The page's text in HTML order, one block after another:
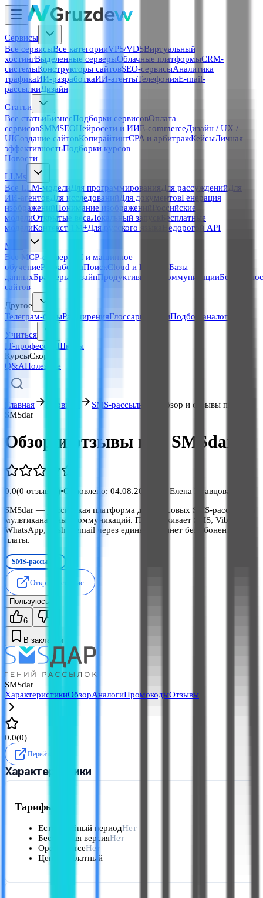
Сервисы
Все сервисыВсе категорииVPS/VDSВиртуальный
хостингВыделенные серверыОблачные платформыCRM-
системыКонструкторы сайтовSEO-сервисыАналитика
трафикаИИ-разработкаИИ-агентыТелефонияE-mail-
рассылкиДизайн
Статьи
Все статьиБизнесПодборки сервисовОплата
сервисовSMMSEOНейросети и ИИE-commerceДизайн / UX /
UIСоздание сайтовКопирайтингCPA и арбитражКейсыЛичная
эффективностьПодборки курсов
Новости
LLMs
Все LLM-моделиДля программированияДля рассужденийДля
ИИ-агентов Для исследованийДля документовГенерация
изображений
Понимание изображений
Российские
моделиОткрытые весаЛокальный запуск
Бесплатные
моделиКонтекст 1M+Для русского языка
Недорогой API
MCP
Все MCP-серверы
AI и машинное
обучениеРазработкаПоискCloud и DevOps Базы
данныхБраузеры ДизайнПродуктивность Коммуникации
сайтов
Другое
Телеграм-ботыРасширенияГлоссарий ЛюдиПодбор аналогов
Учиться
IT-профессии
Школы
КурсыСкоро
Q&AПолезное
Главная Сервисы SMS-рассылки
Обзор и отзывы про
SMSdar
Обзор и отзывы про SMSdar
0.0(0 отзывов) •Обновлено: 04.08.2026
Елена Кравцова
SMSdar — российская платформа для массовых SMS-рассылок и
мультиканальных коммуникаций. Поддерживает SMS, Viber,
WhatsApp, push и email через единый кабинет без абонентской
платы.
SMS-рассылки
Открыть сервис
Пользуюсь
6
В закладки
SMSdar
ХарактеристикиОбзорАналогиПромокодыОтзывы
0.0(0)
Перейти
Характеристики
Тарифы
Есть пробный периодНет
Бесплатная версияНет
Open SourceНет
Цена от
Платный